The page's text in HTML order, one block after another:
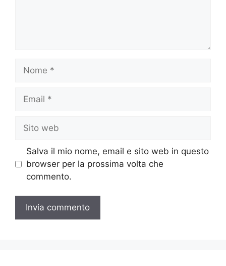
web
Salva il mio nome, email e sito web in questo
browser per la prossima volta che
commento.